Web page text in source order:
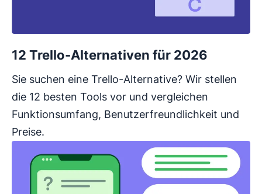
12 Trello-Alternativen für 2026
Sie suchen eine Trello-Alternative? Wir stellen
die 12 besten Tools vor und vergleichen
Funktionsumfang, Benutzerfreundlichkeit und
Preise.